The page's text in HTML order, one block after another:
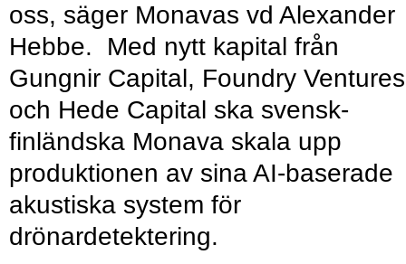
oss, säger Monavas vd Alexander
Hebbe. Med nytt kapital från
Gungnir Capital, Foundry Ventures
och Hede Capital ska svensk-
finländska Monava skala upp
produktionen av sina AI-baserade
akustiska system för
drönardetektering.